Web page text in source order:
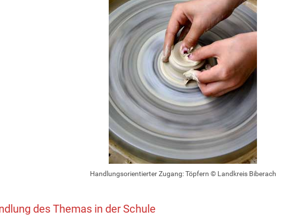
Handlungsorientierter Zugang: Töpfern © Landkreis Biberach
des Themas in der Schule